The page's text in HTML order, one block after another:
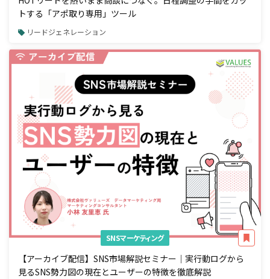
トする「アポ取り専用」ツール
リードジェネレーション
SNSマーケティング
【アーカイブ配信】SNS市場解説セミナー｜実行動ログから
見るSNS勢力図の現在とユーザーの特徴を徹底解説